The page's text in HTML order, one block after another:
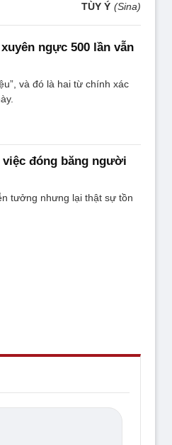
TÙY Ý (Sina)
ngực 500 lần vẫn
và đó là hai từ chính xác
đóng băng người
tưởng nhưng lại thật sự tồn